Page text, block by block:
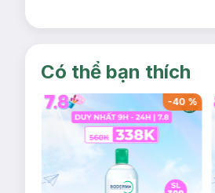
Có thể bạn thích
-40 %